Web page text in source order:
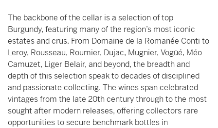
The backbone of the cellar is a selection of top
Burgundy, featuring many of the region’s most iconic
estates and crus. From Domaine de la Romanée Conti to
Leroy, Rousseau, Roumier, Dujac, Mugnier, Vogüé, Méo
Camuzet, Liger Belair, and beyond, the breadth and
depth of this selection speak to decades of disciplined
and passionate collecting. The wines span celebrated
vintages from the late 20th century through to the most
sought after modern releases, offering collectors rare
opportunities to secure benchmark bottles in